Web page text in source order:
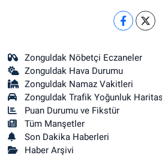
Zonguldak Nöbetçi Eczaneler
Zonguldak Hava Durumu
Zonguldak Namaz Vakitleri
Zonguldak Trafik Yoğunluk
Puan Durumu ve Fikstür
Tüm Manşetler
Son Dakika Haberleri
Haber Arşivi